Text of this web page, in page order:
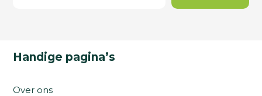
Handige pagina’s
Over ons